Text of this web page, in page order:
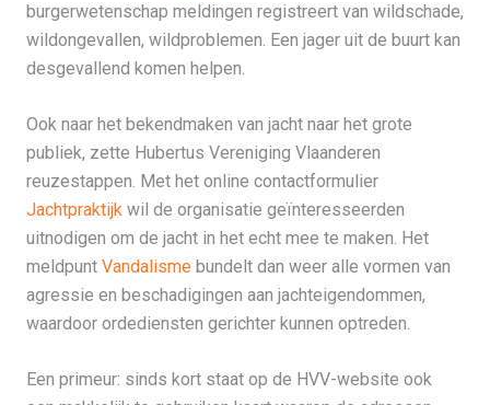
burgerwetenschap meldingen registreert van wildschade,
wildongevallen, wildproblemen. Een jager uit de buurt kan
desgevallend komen helpen.
Ook naar het bekendmaken van jacht naar het grote
publiek, zette Hubertus Vereniging Vlaanderen
reuzestappen. Met het online contactformulier
Jachtpraktijkwil de organisatie geïnteresseerden
uitnodigen om de jacht in het echt mee te maken. Het
meldpunt Vandalismebundelt dan weer alle vormen van
agressie en beschadigingen aan jachteigendommen,
waardoor ordediensten gerichter kunnen optreden.
Een primeur: sinds kort staat op de HVV-website ook